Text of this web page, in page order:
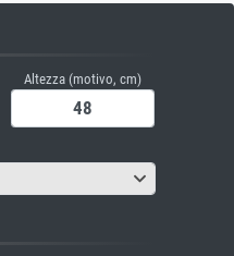
Altezza (motivo, cm)